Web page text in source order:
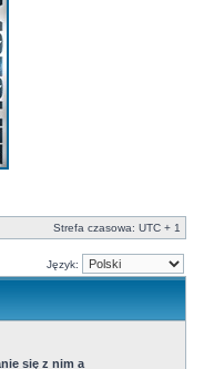
Strefa czasowa: UTC + 1
Język:
się z nim a